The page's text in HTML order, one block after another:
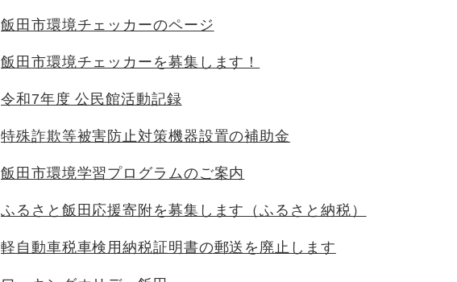
飯田市環境チェッカーのページ
飯田市環境チェッカーを募集します！
令和7年度 公民館活動記録
特殊詐欺等被害防止対策機器設置の補助金
飯田市環境学習プログラムのご案内
ふるさと飯田応援寄附を募集します（ふるさと納税）
軽自動車税車検用納税証明書の郵送を廃止します